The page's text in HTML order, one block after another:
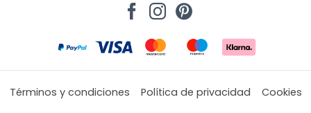
Términos y condiciones Política de privacidad
Cookies